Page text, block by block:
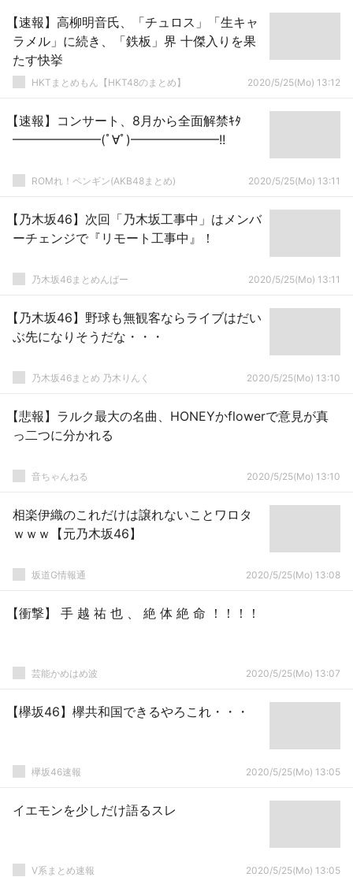
【速報】高柳明音氏、「チュロス」「生キャ
ラメル」に続き、「鉄板」界 十傑入りを果
たす快挙
HKTまとめもん【HKT48のまとめ】 2020/5/25(Mo) 13:12
【速報】コンサート、8月から全面解禁ｷﾀ
━━━━━━━(ﾟ∀ﾟ)━━━━━━━!!
ROMれ！ペンギン(AKB48まとめ) 2020/5/25(Mo) 13:11
【乃木坂46】次回「乃木坂工事中」はメンバ
ーチェンジで『リモート工事中』！
乃木坂46まとめんばー 2020/5/25(Mo) 13:11
【乃木坂46】野球も無観客ならライブはだい
ぶ先になりそうだな・・・
乃木坂46まとめ 乃木りんく 2020/5/25(Mo) 13:10
【悲報】ラルク最大の名曲、HONEYかflowerで意見が真
っ二つに分かれる
音ちゃんねる 2020/5/25(Mo) 13:10
相楽伊織のこれだけは譲れないことワロタ
ｗｗｗ【元乃木坂46】
坂道G情報通 2020/5/25(Mo) 13:08
【衝撃】 手 越 祐 也 、 絶 体 絶 命 ！！！！
芸能かめはめ波 2020/5/25(Mo) 13:07
【欅坂46】欅共和国できるやろこれ・・・
欅坂46速報 2020/5/25(Mo) 13:05
イエモンを少しだけ語るスレ
V系まとめ速報 2020/5/25(Mo) 13:05